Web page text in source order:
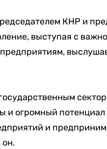
КНР и
выступая с
и огромный
и
он.